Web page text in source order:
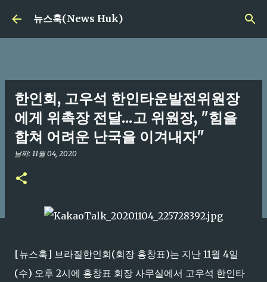
기본 콘텐츠로 건너뛰기
뉴스훅(News Huk)
한인회, 고우석 한인타운발전위원장
에게 위촉장 전달...고 위원장, "힘을
합쳐 어려운 난국을 이겨내자"
날짜: 11월 04, 2020
[뉴스훅] 브라질한인회(회장 홍창표)는 지난 11월 4일
(수) 오후 2시에 홍창표 회장 사무실에서 고우석 한인타